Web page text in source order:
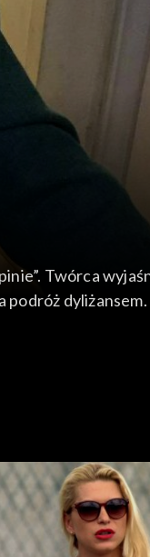
Twórca
podróż dyliżansem.